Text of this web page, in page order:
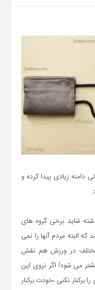
دامنه زیادی پیدا کرده و
شاید برخی گروه های
البته مردم آنها را نمی
مختلف در ورزش هم نقش
می شود! اگر نروی این
برکنار نکنی ،خودت برکنار